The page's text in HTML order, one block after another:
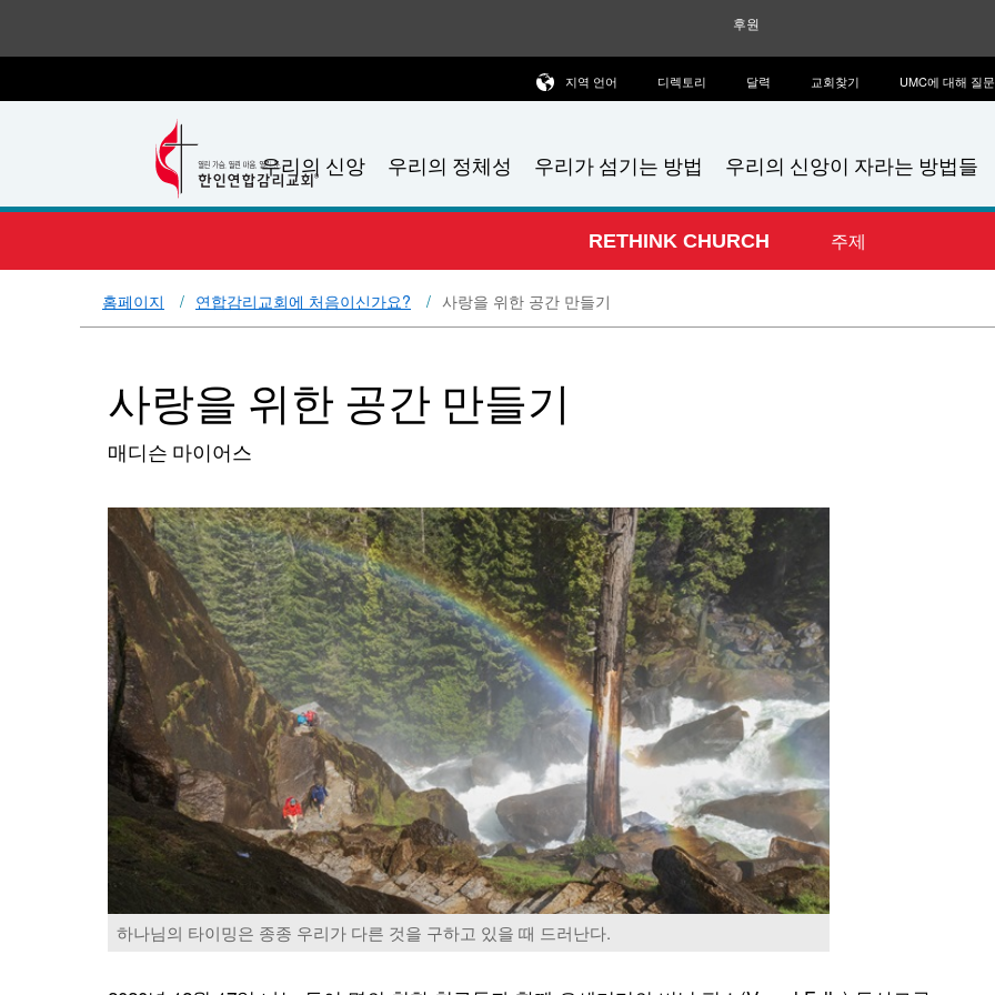
후원
우리의 신앙 우리의 정체성 우리가 섬기는 방법 우리의 신앙이 자라는 방법들
지역 언어 디렉토리 달력 교회찾기 UMC에 대해 질
RETHINK CHURCH 주제
홈페이지 연합감리교회에 처음이신가요? 사랑을 위한 공간 만들기
사랑을 위한 공간 만들기
매디슨 마이어스
하나님의 타이밍은 종종 우리가 다른 것을 구하고 있을 때 드러난다.